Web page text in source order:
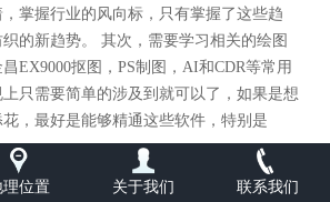
掌握行业的风向标，只有掌握了这些趋
的新趋势。 其次，需要学习相关的绘图
EX9000抠图，PS制图，AI和CDR等常用
只需要简单的涉及到就可以了，如果是想
，最好是能够精通这些软件，特别是
理位置 关于我们 联系我们